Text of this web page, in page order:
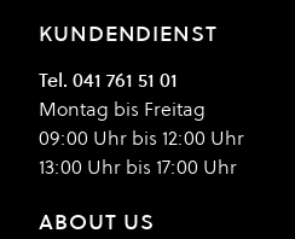
KUNDENDIENST
Tel. 041 761 51 01
Montag bis Freitag
09:00 Uhr bis 12:00 Uhr
13:00 Uhr bis 17:00 Uhr
ABOUT US